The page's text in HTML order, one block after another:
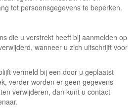
tot persoonsgegevens te beperken.
die u verstrekt heeft bij aanmelden op
wanneer u zich uitschrijft voor
vermeld bij een door u geplaatst
verder worden er geen gegevens
verwijderen, dan kunt u contact